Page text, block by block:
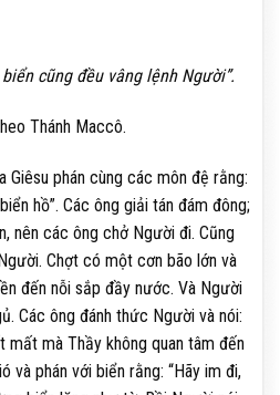
cũng đều vâng lệnh Người”.
Thánh Maccô.
Giêsu phán cùng các môn đệ rằng:
hồ”. Các ông giải tán đám đông;
nên các ông chở Người đi. Cũng
Chợt có một cơn bão lớn và
đến nỗi sắp đầy nước. Và Người
Các ông đánh thức Người và nói:
mất mà Thầy không quan tâm đến
và phán với biển rằng: “Hãy im đi,